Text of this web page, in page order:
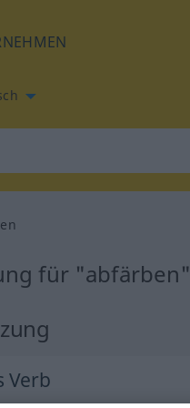
für "abfärben"
Verb